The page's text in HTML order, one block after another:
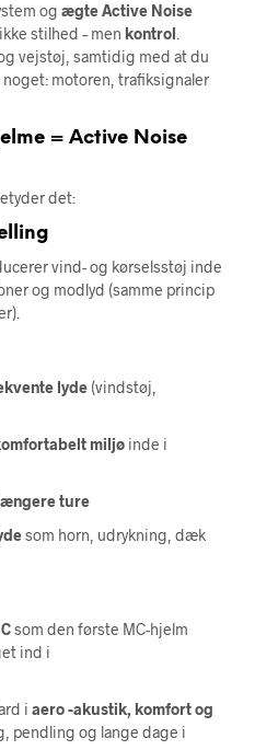
og ægte Active Noise
stilhed – men kontrol .
vejstøj, samtidig med at du
motoren, trafiksignaler
= Active Noise
det:
vind- og kørselsstøj inde
og modlyd (samme princip
lyde(vindstøj,
miljøinde i
ture
som horn, udrykning, dæk
som den første MC-hjelm
ind i
i aero -akustik, komfort og
pendling og lange dage i